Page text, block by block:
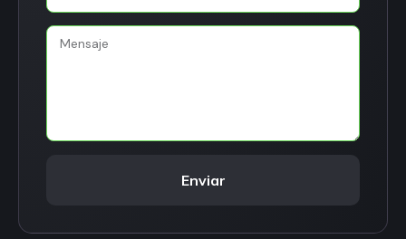
Enviar